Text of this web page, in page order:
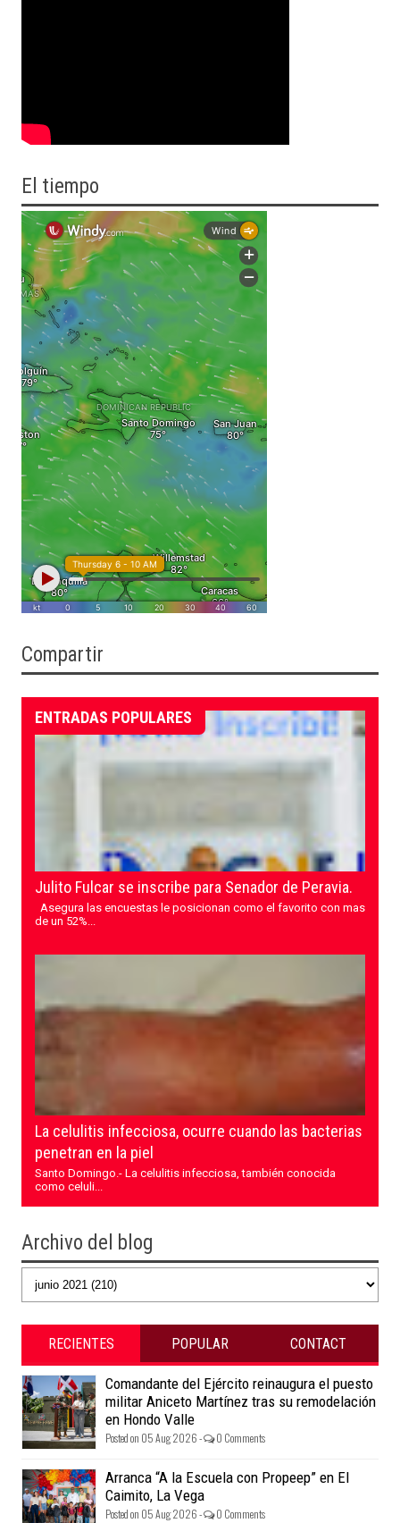
El tiempo
Compartir
ENTRADAS POPULARES
Julito Fulcar se inscribe para Senador de Peravia.
Asegura las encuestas le posicionan como el favorito con mas
de un 52%...
La celulitis infecciosa, ocurre cuando las bacterias
penetran en la piel
Santo Domingo.- La celulitis infecciosa, también conocida
como celuli...
Archivo del blog
RECIENTES POPULAR CONTACT
Comandante del Ejército reinaugura el puesto
militar Aniceto Martínez tras su remodelación
en Hondo Valle
Posted on 05 Aug 2026 - 0 Comments
Arranca “A la Escuela con Propeep” en El
Caimito, La Vega
Posted on 05 Aug 2026 - 0 Comments